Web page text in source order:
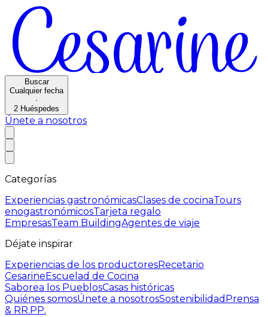
Buscar
Cualquier fecha
·
2 Huéspedes
Únete a nosotros
Categorías
Experiencias gastronómicasClases de cocinaTours
enogastronómicosTarjeta regalo
EmpresasTeam BuildingAgentes de viaje
Déjate inspirar
Experiencias de los productoresRecetario
CesarineEscuelad de Cocina
Saborea los PueblosCasas históricas
Quiénes somosÚnete a nosotrosSostenibilidad Prensa
& RR.PP.